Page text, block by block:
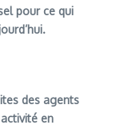
pour ce qui
des agents
en